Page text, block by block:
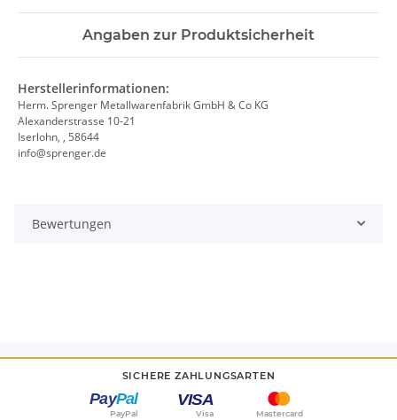
Angaben zur Produktsicherheit
Herstellerinformationen:
Herm. Sprenger Metallwarenfabrik GmbH & Co KG
Alexanderstrasse 10-21
Iserlohn, , 58644
info@sprenger.de
Bewertungen
SICHERE ZAHLUNGSARTEN
PayPal Visa Mastercard